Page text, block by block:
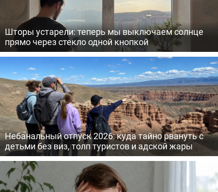
Шторы устарели: теперь мы выключаем солнце
прямо через стекло одной кнопкой
Небанальный отпуск 2026: куда тайно рвануть с
детьми без виз, толп туристов и адской жары